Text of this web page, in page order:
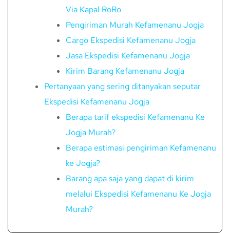
Via Kapal RoRo
Pengiriman Murah Kefamenanu Jogja
Cargo Ekspedisi Kefamenanu Jogja
Jasa Ekspedisi Kefamenanu Jogja
Kirim Barang Kefamenanu Jogja
Pertanyaan yang sering ditanyakan seputar
Ekspedisi Kefamenanu Jogja
Berapa tarif ekspedisi Kefamenanu Ke
Jogja Murah?
Berapa estimasi pengiriman Kefamenanu
ke Jogja?
Barang apa saja yang dapat di kirim
melalui Ekspedisi Kefamenanu Ke Jogja
Murah?